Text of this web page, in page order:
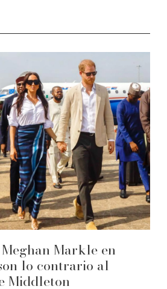
Markle en
lo contrario al
Middleton